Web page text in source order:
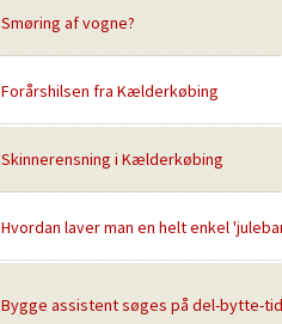
Smøring af vogne?
Forårshilsen fra Kælderkøbing
Skinnerensning i Kælderkøbing
Hvordan laver man en helt enkel
Bygge assistent søges på del-bytte-